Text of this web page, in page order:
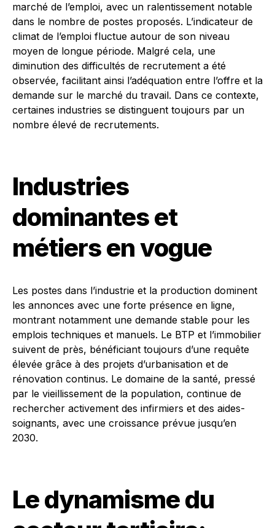
marché de l’emploi, avec un ralentissement notable
dans le nombre de postes proposés. L’indicateur de
climat de l’emploi fluctue autour de son niveau
moyen de longue période. Malgré cela, une
diminution des difficultés de recrutement a été
observée, facilitant ainsi l’adéquation entre l’offre et la
demande sur le marché du travail. Dans ce contexte,
certaines industries se distinguent toujours par un
nombre élevé de recrutements.
Industries
dominantes et
métiers en vogue
Les postes dans l’industrie et la production dominent
les annonces avec une forte présence en ligne,
montrant notamment une demande stable pour les
emplois techniques et manuels. Le BTP et l’immobilier
suivent de près, bénéficiant toujours d’une requête
élevée grâce à des projets d’urbanisation et de
rénovation continus. Le domaine de la santé, pressé
par le vieillissement de la population, continue de
rechercher activement des infirmiers et des aides-
soignants, avec une croissance prévue jusqu’en
2030.
Le dynamisme du